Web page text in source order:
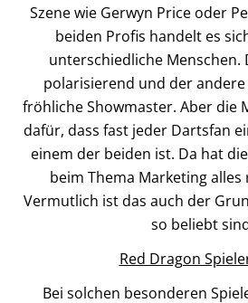
Szene wie Gerwyn Price oder
beiden Profis handelt es
unterschiedliche Menschen.
polarisierend und der
fröhliche Showmaster. Aber die
dafür, dass fast jeder Dartsfan
einem der beiden ist. Da hat
beim Thema Marketing
Vermutlich ist das auch der
so beliebt
Red Dragon
Bei solchen besonderen